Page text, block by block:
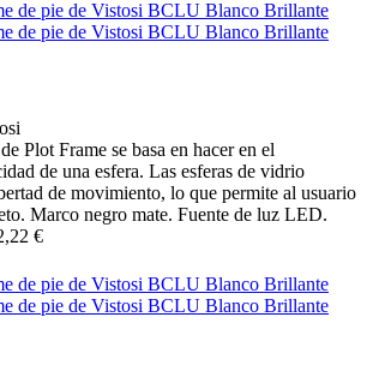
Plot Frame se basa en hacer en el
de una esfera. Las esferas de vidrio
de movimiento, lo que permite al usuario
Marco negro mate. Fuente de luz LED.
€